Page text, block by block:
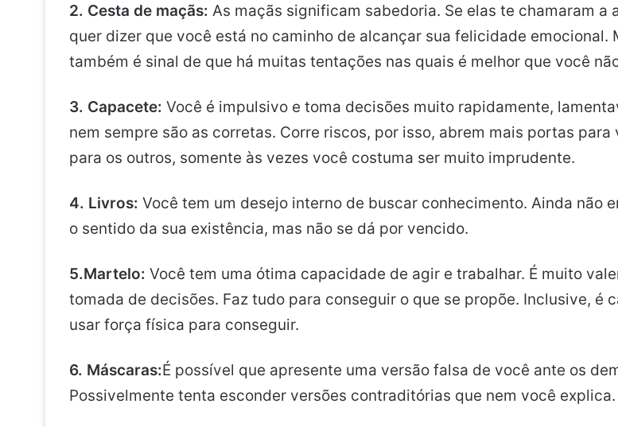
2. Cesta de maçãs: As maçãs significam sabedoria. Se elas te chamaram a
quer dizer que você está no caminho de alcançar sua felicidade emocional.
também é sinal de que há muitas tentações nas quais é melhor que você
3. Capacete: Você é impulsivo e toma decisões muito rapidamente,
nem sempre são as corretas. Corre riscos, por isso, abrem mais portas para
para os outros, somente às vezes você costuma ser muito imprudente.
4. Livros: Você tem um desejo interno de buscar conhecimento. Ainda não
o sentido da sua existência, mas não se dá por vencido.
5.Martelo: Você tem uma ótima capacidade de agir e trabalhar. É muito
tomada de decisões. Faz tudo para conseguir o que se propõe. Inclusive, é
usar força física para conseguir.
6. Máscaras:É possível que apresente uma versão falsa de você ante os
Possivelmente tenta esconder versões contraditórias que nem você explica.